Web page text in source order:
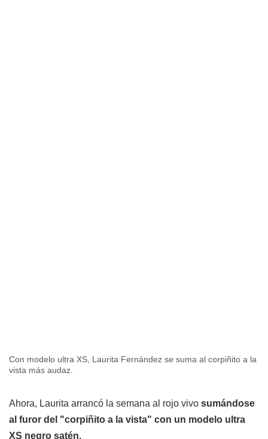
Con modelo ultra XS, Laurita Fernández se suma al corpiñito a la
vista más audaz.
Ahora, Laurita arrancó la semana al rojo vivo sumándose
al furor del "corpiñito a la vista" con un modelo ultra
XS negro satén.